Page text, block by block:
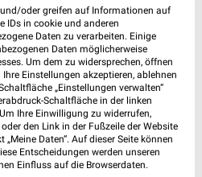
oder greifen auf Informationen auf
IDs in cookie und anderen
Daten zu verarbeiten. Einige
Daten möglicherweise
Um dem zu widersprechen, öffnen
Ihre Einstellungen akzeptieren, ablehnen
„Einstellungen verwalten“
Schaltfläche in der linken
Ihre Einwilligung zu widerrufen,
den Link in der Fußzeile der Website
Daten“. Auf dieser Seite können
Entscheidungen werden unseren
Einfluss auf die Browserdaten.